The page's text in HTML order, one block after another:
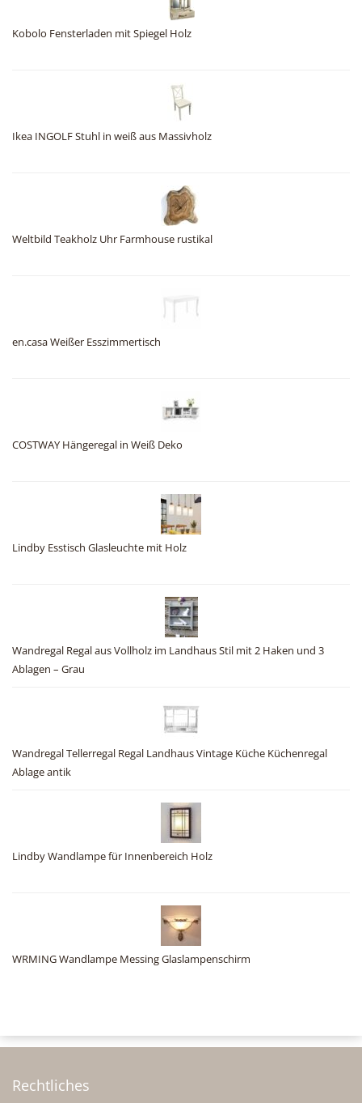
Kobolo Fensterladen mit Spiegel Holz
Ikea INGOLF Stuhl in weiß aus Massivholz
Weltbild Teakholz Uhr Farmhouse rustikal
en.casa Weißer Esszimmertisch
COSTWAY Hängeregal in Weiß Deko
Lindby Esstisch Glasleuchte mit Holz
Wandregal Regal aus Vollholz im Landhaus Stil mit 2 Haken und 3
Ablagen – Grau
Wandregal Tellerregal Regal Landhaus Vintage Küche Küchenregal
Ablage antik
Lindby Wandlampe für Innenbereich Holz
WRMING Wandlampe Messing Glaslampenschirm
Rechtliches